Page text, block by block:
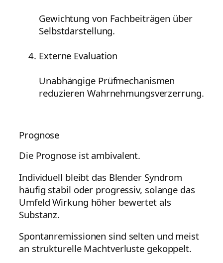
Gewichtung von Fachbeiträgen über
Selbstdarstellung.
Externe Evaluation
Unabhängige Prüfmechanismen
reduzieren Wahrnehmungsverzerrung.
Prognose
Die Prognose ist ambivalent.
Individuell bleibt das Blender Syndrom
häufig stabil oder progressiv, solange das
Umfeld Wirkung höher bewertet als
Substanz.
Spontanremissionen sind selten und meist
an strukturelle Machtverluste gekoppelt.